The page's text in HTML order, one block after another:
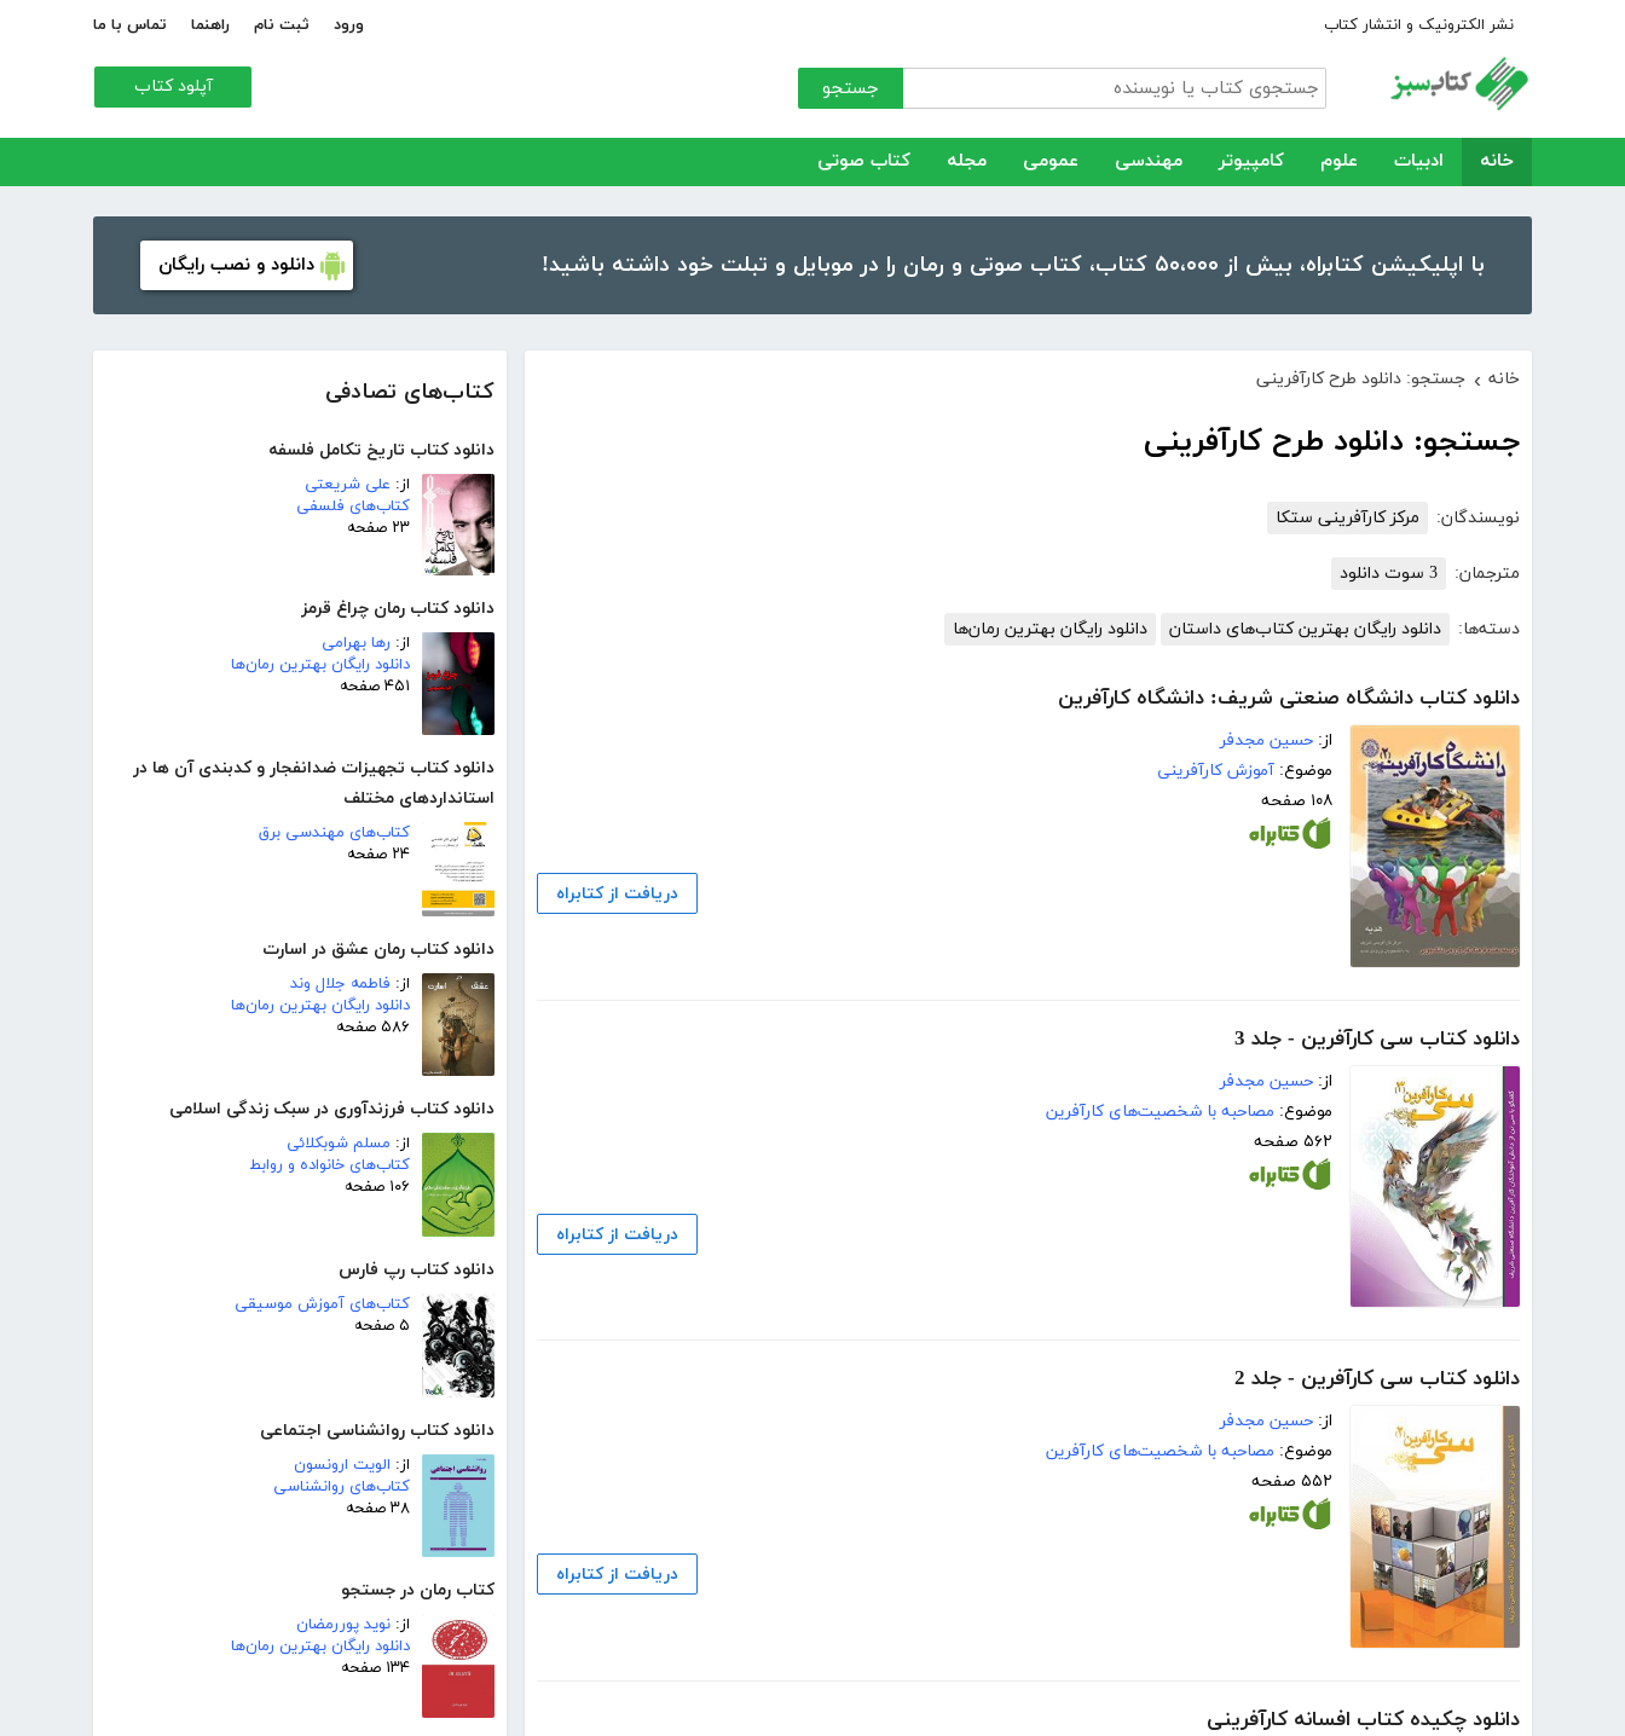
نشر الکترونیک و انتشار کتاب ورود ثبت نام راهنما تماس با ما
جستجو آپلود کتاب
خانه ادبیات علوم کامپیوتر مهندسی عمومی مجله کتاب صوتی
با اپلیکیشن کتابراه، بیش از ۵۰،۰۰۰ کتاب، کتاب صوتی و رمان را در موبایل و تبلت خود داشته باشید! دانلود و نصب رایگان
کتاب‌های تصادفی
دانلود کتاب تاریخ تکامل فلسفه
از: علی شریعتی
کتاب‌های فلسفی
۲۳ صفحه
دانلود کتاب رمان چراغ قرمز
از: رها بهرامی
دانلود رایگان بهترین رمان‌ها
۴۵۱ صفحه
دانلود کتاب تجهیزات ضدانفجار و کدبندی آن ها در
استانداردهای مختلف
کتاب‌های مهندسی برق
۲۴ صفحه
دانلود کتاب رمان عشق در اسارت
از: فاطمه جلال‌ وند
دانلود رایگان بهترین رمان‌ها
۵۸۶ صفحه
دانلود کتاب فرزندآوری در سبک زندگی اسلامی
از: مسلم شوبکلائی
کتاب‌های خانواده و روابط
۱۰۶ صفحه
دانلود کتاب رپ فارس
کتاب‌های آموزش موسیقی
۵ صفحه
دانلود کتاب روانشناسی اجتماعی
از: الویت ارونسون
کتاب‌های روانشناسی
۳۸ صفحه
کتاب رمان در جستجو
از: نوید پوررمضان
دانلود رایگان بهترین رمان‌ها
۱۳۴ صفحه
خانه › جستجو: دانلود طرح کارآفرینی
جستجو: دانلود طرح کارآفرینی
نویسندگان: مرکز کارآفرینی ستکا
مترجمان: 3 سوت دانلود
دسته‌ها: دانلود رایگان بهترین کتاب‌های داستان دانلود رایگان بهترین رمان‌ها
دانلود کتاب دانشگاه صنعتی شریف: دانشگاه کارآفرین
از: حسین مجدفر
موضوع: آموزش کارآفرینی
۱۰۸ صفحه
دریافت از کتابراه
دانلود کتاب سی کارآفرین - جلد 3
از: حسین مجدفر
موضوع: مصاحبه با شخصیت‌های کارآفرین
۵۶۲ صفحه
دریافت از کتابراه
دانلود کتاب سی کارآفرین - جلد 2
از: حسین مجدفر
موضوع: مصاحبه با شخصیت‌های کارآفرین
۵۵۲ صفحه
دریافت از کتابراه
دانلود چکیده کتاب افسانه کارآفرینی